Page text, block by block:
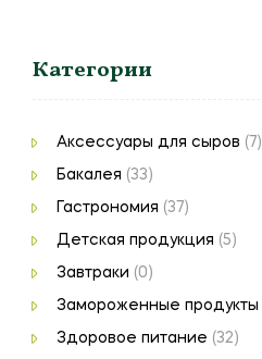
Категории
Аксессуары для сыров (7)
Бакалея (33)
Гастрономия (37)
Детская продукция (5)
Завтраки (0)
Замороженные продукты
Здоровое питание (32)